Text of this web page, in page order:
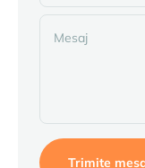
Mesaj
Trimite